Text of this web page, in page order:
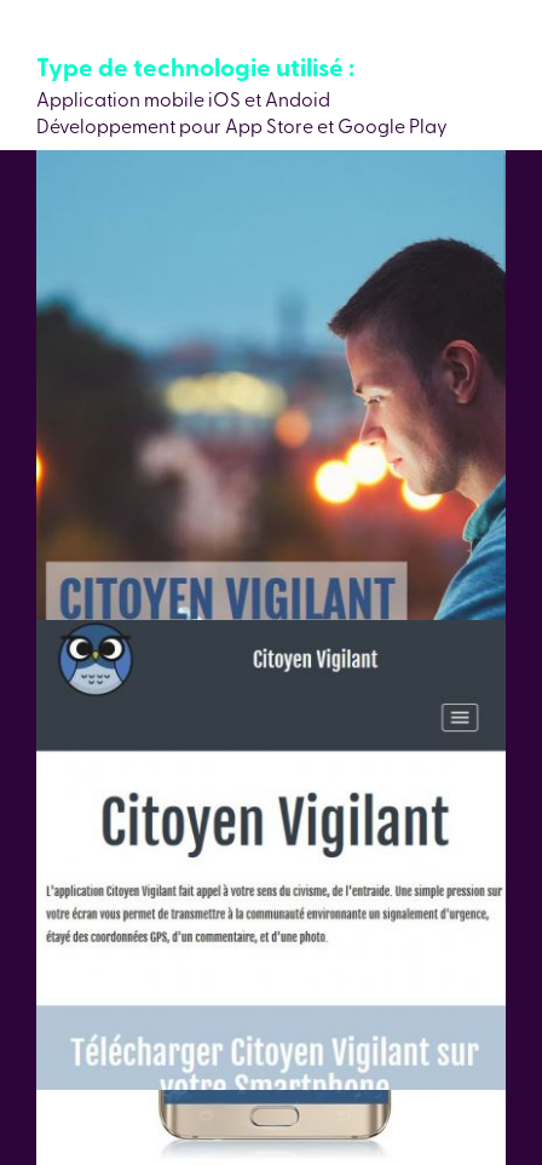
Type de technologie utilisé :
Application mobile iOS et Andoid
Développement pour App Store et Google Play